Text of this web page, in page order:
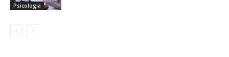
Psicologia